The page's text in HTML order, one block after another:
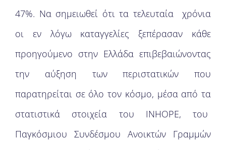
47%. Να σημειωθεί ότι τα τελευταία χρόνια
οι εν λόγω καταγγελίες ξεπέρασαν κάθε
προηγούμενο στην Ελλάδα επιβεβαιώνοντας
την αύξηση των περιστατικών που
παρατηρείται σε όλο τον κόσμο, μέσα από τα
στατιστικά στοιχεία του INHOPE, του
Παγκόσμιου Συνδέσμου Ανοικτών Γραμμών